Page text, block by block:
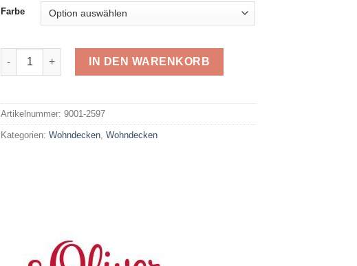
Farbe
Jqcquarddecke s.Oliver 2597 Menge
IN DEN WARENKORB
Artikelnummer:9001-2597
Kategorien:Wohndecken ,Wohndecken